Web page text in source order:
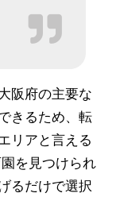
阪府の主要な
きるため、転
リアと言える
を見つけられ
るだけで選択